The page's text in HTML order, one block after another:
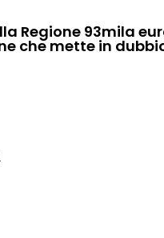
Regione 93mila
che mette in